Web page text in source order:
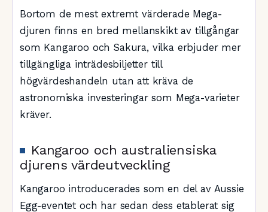
Bortom de mest extremt värderade Mega-
djuren finns en bred mellanskikt av tillgångar
som Kangaroo och Sakura, vilka erbjuder mer
tillgängliga inträdesbiljetter till
högvärdeshandeln utan att kräva de
astronomiska investeringar som Mega-varieter
kräver.
Kangaroo och australiensiska
djurens värdeutveckling
Kangaroo introducerades som en del av Aussie
Egg-eventet och har sedan dess etablerat sig